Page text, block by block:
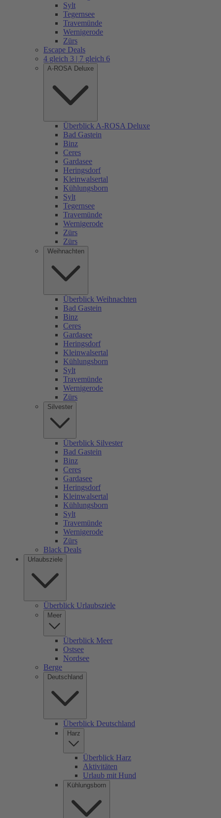
Sylt
Tegernsee
Travemünde
Wernigerode
Zürs
Escape Deals
4 gleich 3 | 7 gleich 6
A-ROSA Deluxe
Überblick A-ROSA Deluxe
Bad Gastein
Binz
Ceres
Gardasee
Heringsdorf
Kleinwalsertal
Kühlungsborn
Sylt
Tegernsee
Travemünde
Wernigerode
Zürs
Zürs
Weihnachten
Überblick Weihnachten
Bad Gastein
Binz
Ceres
Gardasee
Heringsdorf
Kleinwalsertal
Kühlungsborn
Sylt
Travemünde
Wernigerode
Zürs
Silvester
Überblick Silvester
Bad Gastein
Binz
Ceres
Gardasee
Heringsdorf
Kleinwalsertal
Kühlungsborn
Sylt
Travemünde
Wernigerode
Zürs
Black Deals
Urlaubsziele
Überblick Urlaubsziele
Meer
Überblick Meer
Ostsee
Nordsee
Berge
Deutschland
Überblick Deutschland
Harz
Überblick Harz
Aktivitäten
Urlaub mit Hund
Kühlungsborn